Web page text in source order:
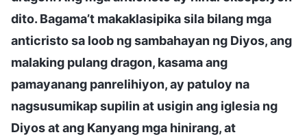
dito. Bagama’t makaklasipika sila bilang mga
anticristo sa loob ng sambahayan ng Diyos, ang
malaking pulang dragon, kasama ang
pamayanang panrelihiyon, ay patuloy na
nagsusumikap supilin at usigin ang iglesia ng
Diyos at ang Kanyang mga hinirang, at